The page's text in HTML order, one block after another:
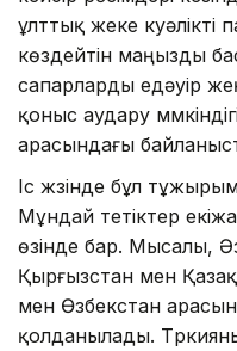
ұлттық жеке куәлікті
көздейтін маңызды
сапарларды едәуір
қоныс аудару
арасындағы
Іс жүзінде бұл
Мұндай тетіктер
өзінде бар. Мысалы,
Қырғызстан мен
мен Өзбекстан
қолданылады.